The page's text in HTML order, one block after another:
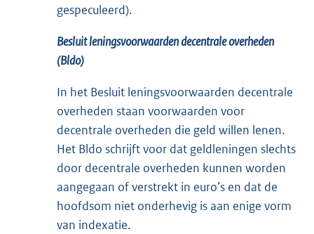
gespeculeerd).
Besluit leningsvoorwaarden decentrale overheden
(Bldo)
In het Besluit leningsvoorwaarden decentrale
overheden staan voorwaarden voor
decentrale overheden die geld willen lenen.
Het Bldo schrijft voor dat geldleningen slechts
door decentrale overheden kunnen worden
aangegaan of verstrekt in euro’s en dat de
hoofdsom niet onderhevig is aan enige vorm
van indexatie.